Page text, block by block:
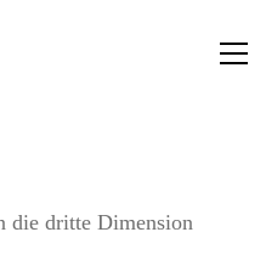
die dritte Dimension